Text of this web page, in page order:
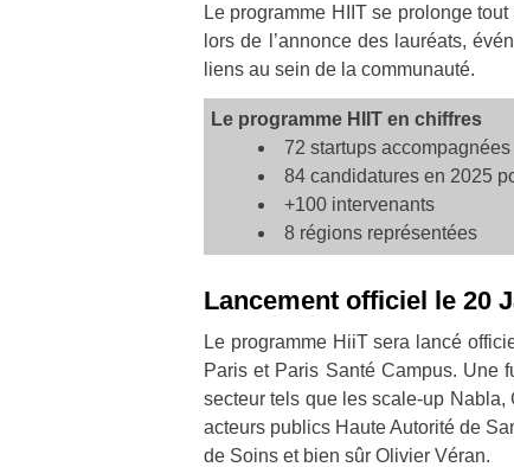
Le programme HIIT se prolonge
lors de l’annonce des lauréats,
liens au sein de la communauté.
Le programme HIIT en chiffres
72 startups accompagnées
84 candidatures en 2025
+100 intervenants
8 régions représentées
Lancement officiel le 20
Le programme HiiT sera lancé
Paris et Paris Santé Campus. Une
secteur tels que les scale-up Nabla,
acteurs publics Haute Autorité de
de Soins et bien sûr Olivier Véran.